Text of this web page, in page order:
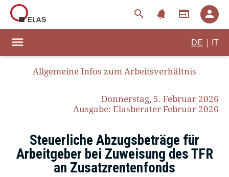
search notifications web person
menu DE IT
Allgemeine Infos zum Arbeitsverhältnis
Donnerstag, 5. Februar 2026
Ausgabe: Elasberater Februar 2026
Steuerliche Abzugsbeträge für
Arbeitgeber bei Zuweisung des TFR
an Zusatzrentenfonds